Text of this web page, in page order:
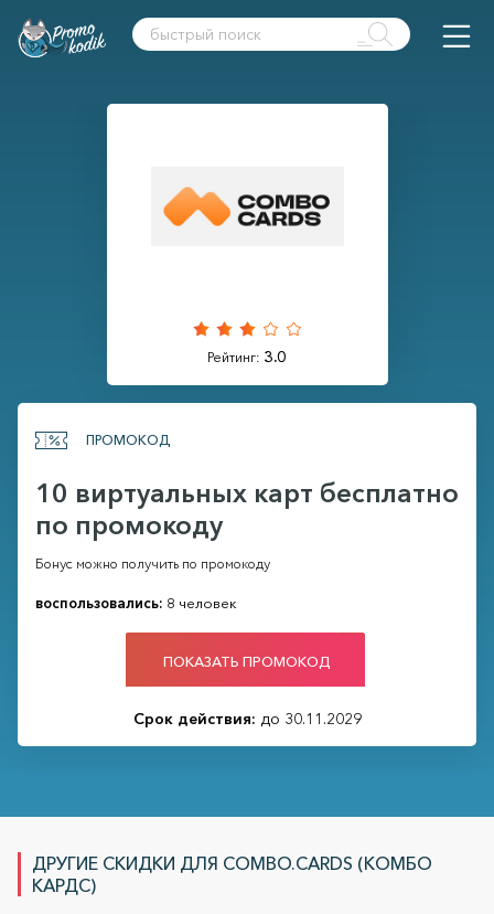
Рейтинг: 3.0
ПРОМОКОД
10 виртуальных карт бесплатно
по промокоду
Бонус можно получить по промокоду
воспользовались: 8 человек
ПОКАЗАТЬ ПРОМОКОД
Срок действия: до 30.11.2029
ДРУГИЕ СКИДКИ ДЛЯ COMBO.CARDS (КОМБО
КАРДС)